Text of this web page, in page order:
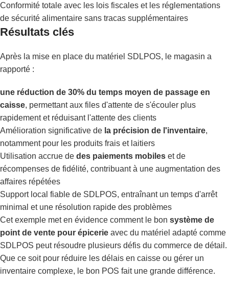
Conformité totale avec les lois fiscales et les réglementations
de sécurité alimentaire sans tracas supplémentaires
Résultats clés
Après la mise en place du matériel SDLPOS, le magasin a
rapporté :
une réduction de 30% du temps moyen de passage en
caisse, permettant aux files d'attente de s'écouler plus
rapidement et réduisant l'attente des clients
Amélioration significative de la précision de l'inventaire,
notamment pour les produits frais et laitiers
Utilisation accrue de des paiements mobiles et de
récompenses de fidélité, contribuant à une augmentation des
affaires répétées
Support local fiable de SDLPOS, entraînant un temps d'arrêt
minimal et une résolution rapide des problèmes
Cet exemple met en évidence comment le bon système de
point de vente pour épicerie avec du matériel adapté comme
SDLPOS peut résoudre plusieurs défis du commerce de détail.
Que ce soit pour réduire les délais en caisse ou gérer un
inventaire complexe, le bon POS fait une grande différence.